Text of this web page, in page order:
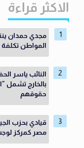
الاكثر قراءة
مجدي حمدان
المواطن تكلفة
النائب ياسر
بالخارج تشمل
حقوقهم
قيادي بحزب
مصر كمركز